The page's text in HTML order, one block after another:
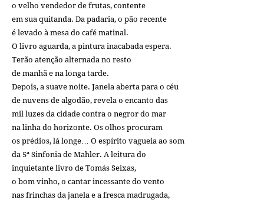
o velho vendedor de frutas, contente
em sua quitanda. Da padaria, o pão recente
é levado à mesa do café matinal.
O livro aguarda, a pintura inacabada espera.
Terão atenção alternada no resto
de manhã e na longa tarde.
Depois, a suave noite. Janela aberta para o céu
de nuvens de algodão, revela o encanto das
mil luzes da cidade contra o negror do mar
na linha do horizonte. Os olhos procuram
os prédios, lá longe… O espírito vagueia ao som
da 5ª Sinfonia de Mahler. A leitura do
inquietante livro de Tomás Seixas,
o bom vinho, o cantar incessante do vento
nas frinchas da janela e a fresca madrugada,